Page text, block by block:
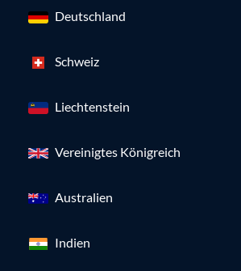
Deutschland
Schweiz
Liechtenstein
Vereinigtes Königreich
Australien
Indien